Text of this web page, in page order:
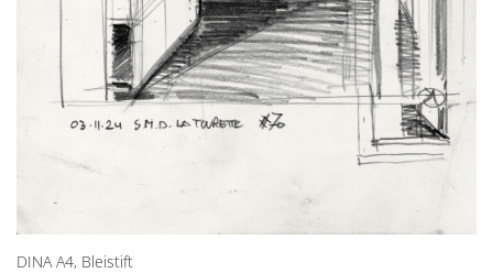
DINA A4, Bleistift